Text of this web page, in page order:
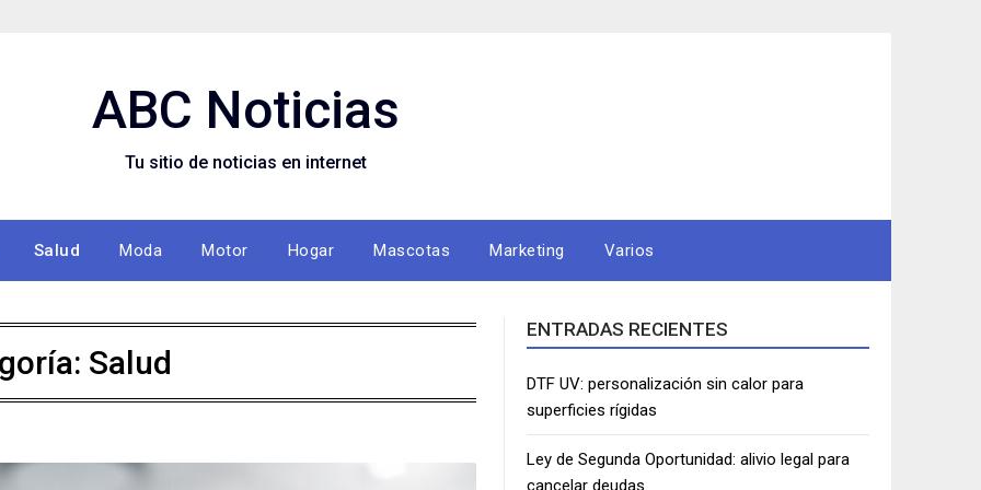
ABC Noticias
Tu sitio de noticias en internet
Salud Moda Motor Hogar Mascotas Marketing Varios
Salud
ENTRADAS RECIENTES
DTF UV: personalización sin calor para
superficies rígidas
Ley de Segunda Oportunidad: alivio legal para
cancelar deudas